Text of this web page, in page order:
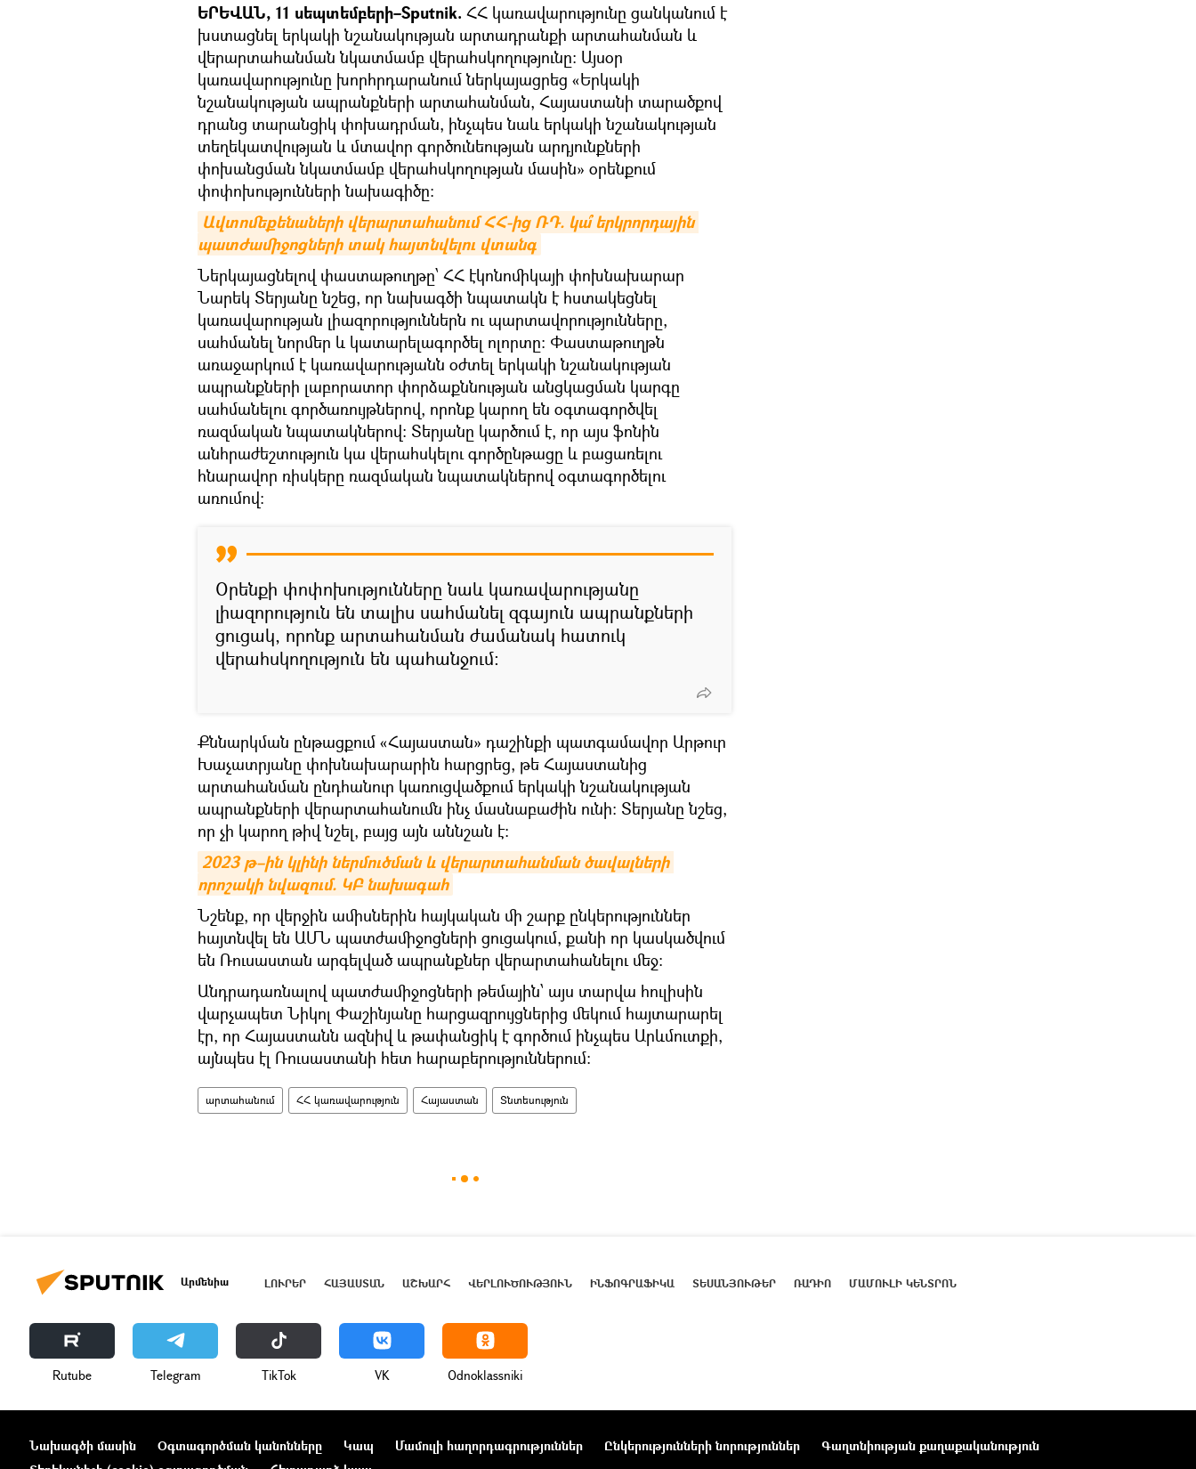
ԵՐԵՎԱՆ, 11 սեպտեմբերի–Sputnik. ՀՀ կառավարությունը ցանկանում է
խստացնել երկակի նշանակության արտադրանքի արտահանման և
վերարտահանման նկատմամբ վերահսկողությունը։ Այսօր
կառավարությունը խորհրդարանում ներկայացրեց «Երկակի
նշանակության ապրանքների արտահանման, Հայաստանի տարածքով
դրանց տարանցիկ փոխադրման, ինչպես նաև երկակի նշանակության
տեղեկատվության և մտավոր գործունեության արդյունքների
փոխանցման նկատմամբ վերահսկողության մասին» օրենքում
փոփոխությունների նախագիծը:
Ավտոմեքենաների վերարտահանում ՀՀ-ից ՌԴ. կա՞ երկրորդային
պատժամիջոցների տակ հայտնվելու վտանգ
Ներկայացնելով փաստաթուղթը՝ ՀՀ էկոնոմիկայի փոխնախարար
Նարեկ Տերյանը նշեց, որ նախագծի նպատակն է հստակեցնել
կառավարության լիազորություններն ու պարտավորությունները,
սահմանել նորմեր և կատարելագործել ոլորտը: Փաստաթուղթն
առաջարկում է կառավարությանն օժտել երկակի նշանակության
ապրանքների լաբորատոր փորձաքննության անցկացման կարգը
սահմանելու գործառույթներով, որոնք կարող են օգտագործվել
ռազմական նպատակներով: Տերյանը կարծում է, որ այս ֆոնին
անհրաժեշտություն կա վերահսկելու գործընթացը և բացառելու
հնարավոր ռիսկերը ռազմական նպատակներով օգտագործելու
առումով:
Օրենքի փոփոխությունները նաև կառավարությանը
լիազորություն են տալիս սահմանել զգայուն ապրանքների
ցուցակ, որոնք արտահանման ժամանակ հատուկ
վերահսկողություն են պահանջում:
Քննարկման ընթացքում «Հայաստան» դաշինքի պատգամավոր Արթուր
Խաչատրյանը փոխնախարարին հարցրեց, թե Հայաստանից
արտահանման ընդհանուր կառուցվածքում երկակի նշանակության
ապրանքների վերարտահանումն ինչ մասնաբաժին ունի: Տերյանը նշեց,
որ չի կարող թիվ նշել, բայց այն աննշան է:
2023 թ–ին կլինի ներմուծման և վերարտահանման ծավալների
որոշակի նվազում. ԿԲ նախագահ
Նշենք, որ վերջին ամիսներին հայկական մի շարք ընկերություններ
հայտնվել են ԱՄՆ պատժամիջոցների ցուցակում, քանի որ կասկածվում
են Ռուսաստան արգելված ապրանքներ վերարտահանելու մեջ։
Անդրադառնալով պատժամիջոցների թեմային՝ այս տարվա հուլիսին
վարչապետ Նիկոլ Փաշինյանը հարցազրույցներից մեկում հայտարարել
էր, որ Հայաստանն ազնիվ և թափանցիկ է գործում ինչպես Արևմուտքի,
այնպես էլ Ռուսաստանի հետ հարաբերություններում:
արտահանում ՀՀ կառավարություն Հայաստան Տնտեսություն
Արմենիա ԼՈՒՐԵՐ ՀԱՅԱՍՏԱՆ ԱՇԽԱՐՀ ՎԵՐԼՈՒԾՈՒԹՅՈՒՆ ԻՆՖՈԳՐԱՖԻԿԱ ՏԵՍԱՆՅՈՒԹԵՐ ՌԱԴԻՈ ՄԱՄՈՒԼԻ ԿԵՆՏՐՈՆ
Rutube Telegram ТikТоk VK Odnoklassniki
Նախագծի մասին Օգտագործման կանոնները Կապ Մամուլի հաղորդագրություններ Ընկերությունների նորություններ
Գաղտնիության քաղաքականություն